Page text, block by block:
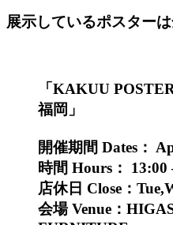
展示しているポスター
「KAKUU
福岡」
開催期間 Dates：
時間 Hours：
店休日 Close：
会場 Venue：